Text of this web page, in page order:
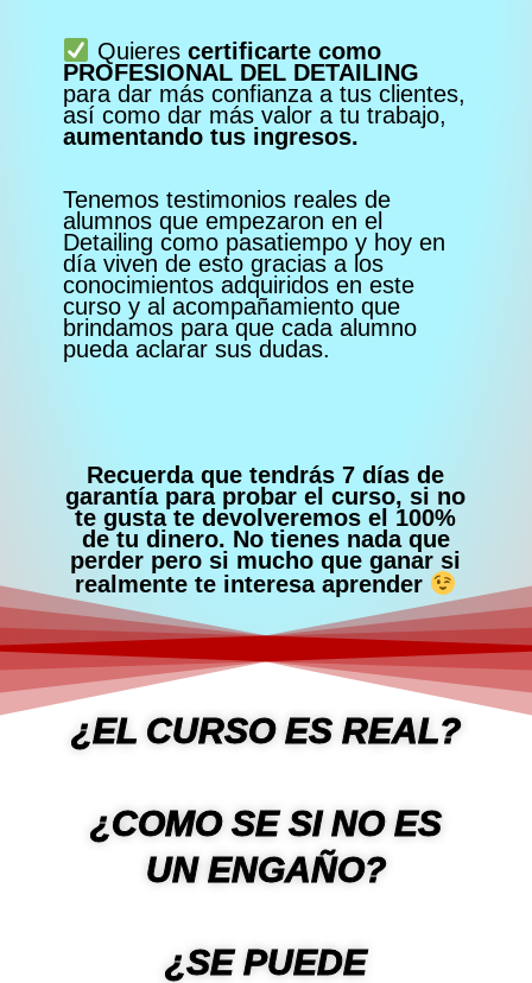
Quieres certificarte como
PROFESIONAL DEL DETAILING
para dar más confianza a tus clientes,
así como dar más valor a tu trabajo,
aumentando tus ingresos.
Tenemos testimonios reales de
alumnos que empezaron en el
Detailing como pasatiempo y hoy en
día viven de esto gracias a los
conocimientos adquiridos en este
curso y al acompañamiento que
brindamos para que cada alumno
pueda aclarar sus dudas.
Recuerda que tendrás 7 días de
garantía para probar el curso, si no
te gusta te devolveremos el 100%
de tu dinero. No tienes nada que
perder pero si mucho que ganar si
realmente te interesa aprender
¿EL CURSO ES REAL?
¿COMO SE SI NO ES
UN ENGAÑO?
¿SE PUEDE